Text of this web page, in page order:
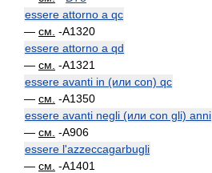
essere attorno a qc
— см. -A1320
essere attorno a qd
— см. -A1321
essere avanti in (или con) qc
— см. -A1350
essere avanti negli (или con gli) anni
— см. -A906
essere l'azzeccagarbugli
— см. -A1401